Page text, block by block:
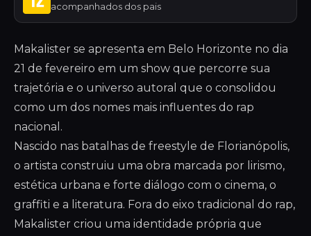
acompanhados dos pais
Makalister se apresenta em Belo Horizonte no dia
21 de fevereiro em um show que percorre sua
trajetória e o universo autoral que o consolidou
como um dos nomes mais influentes do rap
nacional.
Nascido nas batalhas de freestyle de Florianópolis,
o artista construiu uma obra marcada por lirismo,
estética urbana e forte diálogo com o cinema, o
graffiti e a literatura. Fora do eixo tradicional do rap,
Makalister criou uma identidade própria que